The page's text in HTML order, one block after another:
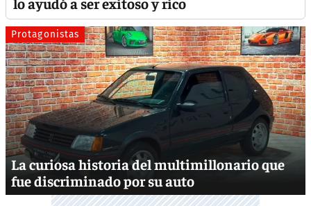
Protagonistas
La curiosa historia del multimillonario que
fue discriminado por su auto